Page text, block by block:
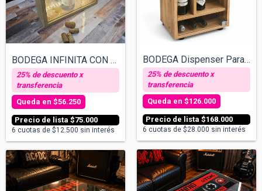
BODEGA INFINITA CON PORTACORCHO
$75.000
$56.250
6 cuotas de $12.500 sin interés
BODEGA Dispenser Para Vinos
$168.000
$126.000
6 cuotas de $28.000 sin interés